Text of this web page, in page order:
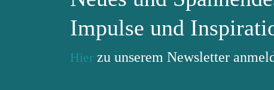
Impulse und
Hier zu unserem Newsletter